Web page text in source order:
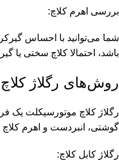
بررسی اهرم کلاچ:
شما می‌توانید با احساس
باشد، احتمالا کلاچ سختی یا
روش‌های رگلاژ
رگلاژ کلاچ موتورسیکلت یک
گوشتی، انبردست و اهرم کلاچ
رگلاژ کابل کلاچ: